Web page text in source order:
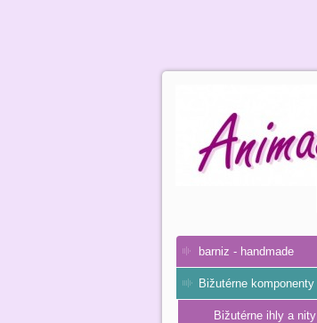
barniz - handmade
Bižutérne komponenty
Bižutérne ihly a nity